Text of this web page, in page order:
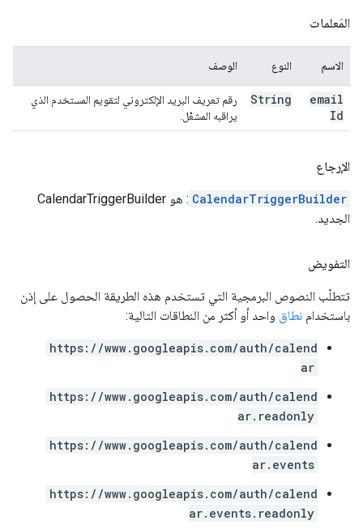
المَعلمات
الاسم النوع الوصف
email
Id
String
رقم تعريف البريد الإلكتروني لتقويم المستخدم الذي
يراقبه المشغّل.
الإرجاع
CalendarTriggerBuilder
: هو CalendarTriggerBuilder
الجديد.
التفويض
تتطلّب النصوص البرمجية التي تستخدم هذه الطريقة الحصول على إذن
باستخدام نطاق واحد أو أكثر من النطاقات التالية:
https://www.googleapis.com/auth/calend
ar
https://www.googleapis.com/auth/calend
ar.readonly
https://www.googleapis.com/auth/calend
ar.events
https://www.googleapis.com/auth/calend
ar.events.readonly